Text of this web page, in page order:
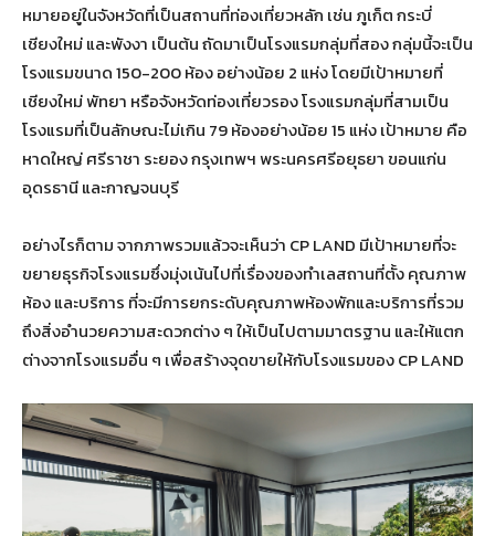
หมายอยู่ในจังหวัดที่เป็นสถานที่ท่องเที่ยวหลัก เช่น ภูเก็ต กระบี่
เชียงใหม่ และพังงา เป็นต้น ถัดมาเป็นโรงแรมกลุ่มที่สอง กลุ่มนี้จะเป็น
โรงแรมขนาด 150-200 ห้อง อย่างน้อย 2 แห่ง โดยมีเป้าหมายที่
เชียงใหม่ พัทยา หรือจังหวัดท่องเที่ยวรอง โรงแรมกลุ่มที่สามเป็น
โรงแรมที่เป็นลักษณะไม่เกิน 79 ห้องอย่างน้อย 15 แห่ง เป้าหมาย คือ
หาดใหญ่ ศรีราชา ระยอง กรุงเทพฯ พระนครศรีอยุธยา ขอนแก่น
อุดรธานี และกาญจนบุรี
อย่างไรก็ตาม จากภาพรวมแล้วจะเห็นว่า CP LAND มีเป้าหมายที่จะ
ขยายธุรกิจโรงแรมซึ่งมุ่งเน้นไปที่เรื่องของทำเลสถานที่ตั้ง คุณภาพ
ห้อง และบริการ ที่จะมีการยกระดับคุณภาพห้องพักและบริการที่รวม
ถึงสิ่งอำนวยความสะดวกต่าง ๆ ให้เป็นไปตามมาตรฐาน และให้แตก
ต่างจากโรงแรมอื่น ๆ เพื่อสร้างจุดขายให้กับโรงแรมของ CP LAND